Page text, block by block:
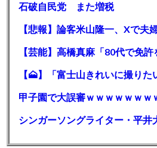
石破自民党 また増税
甲子園で大誤審ｗｗｗｗｗｗｗ